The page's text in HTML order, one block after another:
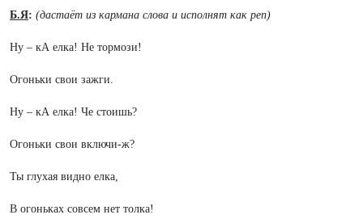
Б.Я: (дастаёт из кармана слова и исполнят как реп)
Ну – кА елка! Не тормози!
Огоньки свои зажги.
Ну – кА елка! Че стоишь?
Огоньки свои включи-ж?
Ты глухая видно елка,
В огоньках совсем нет толка!